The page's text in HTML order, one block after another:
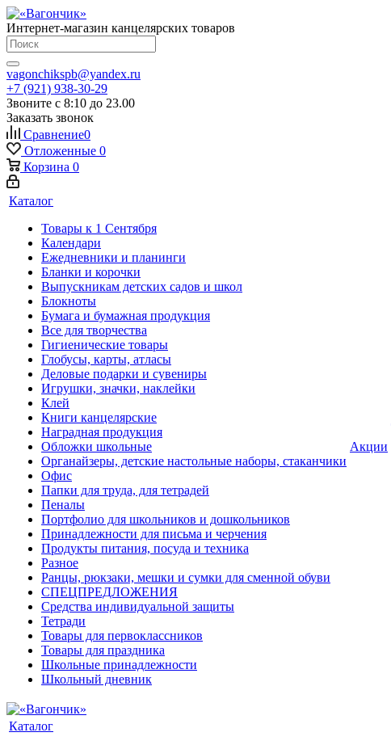
Интернет-магазин канцелярских товаров
vagonchikspb@yandex.ru
+7 (921) 938-30-29
Звоните с 8:10 до 23.00
Заказать звонок
Сравнение0
Отложенные 0
Корзина 0
Каталог
Товары к 1 Сентября
Календари
Ежедневники и планинги
Бланки и корочки
Выпускникам детских садов и школ
Блокноты
Бумага и бумажная продукция
Все для творчества
Гигиенические товары
Глобусы, карты, атласы
Деловые подарки и сувениры
Игрушки, значки, наклейки
Клей
Книги канцелярские
Наградная продукция
Обложки школьные
Органайзеры, детские настольные наборы, стаканчики
Офис
Папки для труда, для тетрадей
Пеналы
Портфолио для школьников и дошкольников
Принадлежности для письма и черчения
Продукты питания, посуда и техника
Разное
Ранцы, рюкзаки, мешки и сумки для сменной обуви
СПЕЦПРЕДЛОЖЕНИЯ
Средства индивидуальной защиты
Тетради
Товары для первоклассников
Товары для праздника
Школьные принадлежности
Школьный дневник
Акции
Каталог